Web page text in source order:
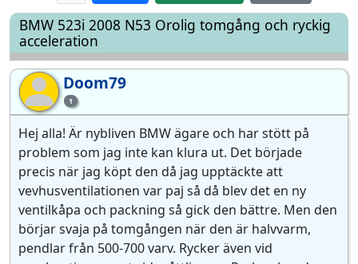
BMW 523i 2008 N53 Orolig tomgång och ryckig
acceleration
Do 1
Doom79
Hej alla! Är nybliven BMW ägare och har stött på
problem som jag inte kan klura ut. Det började
precis när jag köpt den då jag upptäckte att
vevhusventilationen var paj så då blev det en ny
ventilkåpa och packning så gick den bättre. Men den
börjar svaja på tomgången när den är halvvarm,
pendlar från 500-700 varv. Rycker även vid